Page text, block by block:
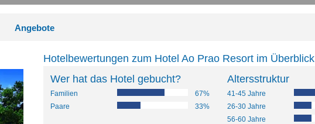
Angebote
Hotelbewertungen zum Hotel Ao Prao Resort im Überblick
Wer hat das Hotel gebucht?
Familien
67%
Paare
33%
Altersstruktur
41-45 Jahre
26-30 Jahre
56-60 Jahre